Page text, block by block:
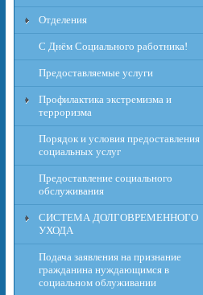
Отделения
С Днём Социального работника!
Предоставляемые услуги
Профилактика экстремизма и
терроризма
Порядок и условия предоставления
социальных услуг
Предоставление социального
обслуживания
СИСТЕМА ДОЛГОВРЕМЕННОГО
УХОДА
Подача заявления на признание
гражданина нуждающимся в
социальном облуживании